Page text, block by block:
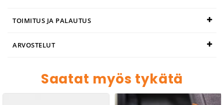
TOIMITUS JA PALAUTUS
ARVOSTELUT
Saatat myös tykätä